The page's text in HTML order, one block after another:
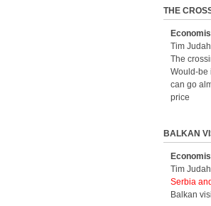
THE
Tim
The
Would-be
can go
price
BALKAN
Tim
Serbia
Balkan